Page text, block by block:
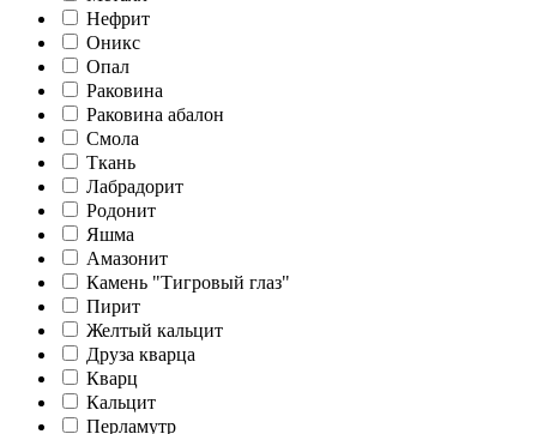
Нефрит
Оникс
Опал
Раковина
Раковина абалон
Смола
Ткань
Лабрадорит
Родонит
Яшма
Амазонит
Камень "Тигровый глаз"
Пирит
Желтый кальцит
Друза кварца
Кварц
Кальцит
Перламутр